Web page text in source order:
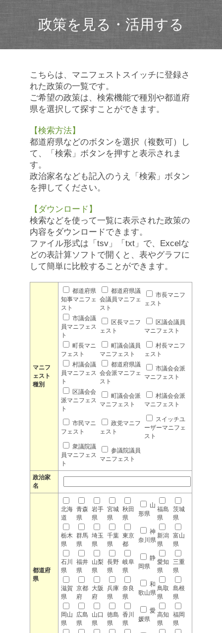
政策を見る・活用する
こちらは、マニフェストスイッチに登録さ
れた政策の一覧です。
ご希望の政策は、検索機能で種別や都道府
県を選択して探すことができます。
【検索方法】
都道府県などのボタンを選択（複数可）し
て、「検索」ボタンを押すと表示されま
す。
政治家名なども記入のうえ「検索」ボタン
を押してください。
【ダウンロード】
検索などを使って一覧に表示された政策の
内容をダウンロードできます。
ファイル形式は「tsv」「txt」で、Excelな
どの表計算ソフトで開くと、表やグラフに
して簡単に比較することができます。
マニフ
ェスト
種別
都道府県
知事マニフェ
スト
都道府県議
会議員マニフェ
スト
市長マニフ
ェスト
市議会議
員マニフェス
ト
区長マニフ
ェスト
区議会議員
マニフェスト
町長マニ
フェスト
町議会議員
マニフェスト
村長マニフ
ェスト
村議会議
員マニフェス
ト
都道府県議
会会派マニフェ
スト
市議会会派
マニフェスト
区議会会
派マニフェス
ト
町議会会派
マニフェスト
村議会会派
マニフェスト
市民マニ
フェスト
政党マニフ
ェスト
スイッチユ
ーザーマニフェ
スト
衆議院議
員マニフェス
ト
参議院議員
マニフェスト
政治家
名
都道府
県
北海
道
青森
県
岩手
県
宮城
県
秋田
県
山
形県
福島
県
茨城
県
栃木
県
群馬
県
埼玉
県
千葉
県
東京
都
神
奈川県
新潟
県
富山
県
石川
県
福井
県
山梨
県
長野
県
岐阜
県
静
岡県
愛知
県
三重
県
滋賀
県
京都
府
大阪
府
兵庫
県
奈良
県
和
歌山県
鳥取
県
島根
県
岡山
県
広島
県
山口
県
徳島
県
香川
県
愛
媛県
高知
県
福岡
県